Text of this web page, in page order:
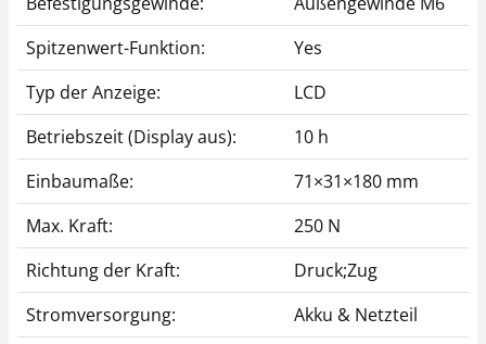
Spitzenwert-Funktion:
Yes
Typ der Anzeige:
LCD
Betriebszeit (Display aus):
10 h
Einbaumaße:
71×31×180 mm
Max. Kraft:
250 N
Richtung der Kraft:
Druck;Zug
Stromversorgung:
Akku & Netzteil